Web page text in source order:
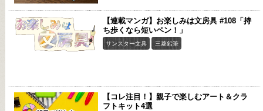
【連載マンガ】お楽しみは文房具 #108「持
ち歩くなら短いペン！」
サンスター文具 三菱鉛筆
【コレ注目！】親子で楽しむアート＆クラ
フトキット4選